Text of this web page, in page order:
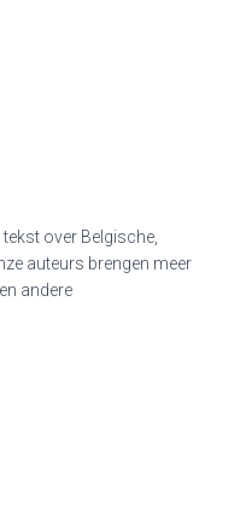
over Belgische,
auteurs brengen meer
andere